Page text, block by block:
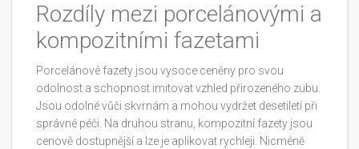
Rozdíly mezi porcelánovými a
kompozitními fazetami
Porcelánové fazety jsou vysoce ceněny pro svou
odolnost a schopnost imitovat vzhled přirozeného zubu.
Jsou odolné vůči skvrnám a mohou vydržet desetiletí při
správné péči. Na druhou stranu, kompozitní fazety jsou
cenově dostupnější a lze je aplikovat rychleji. Nicméně